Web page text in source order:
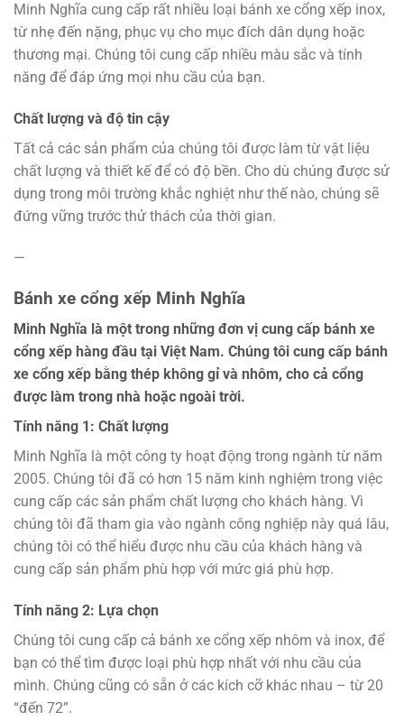
Minh Nghĩa cung cấp rất nhiều loại bánh xe cổng xếp inox,
từ nhẹ đến nặng, phục vụ cho mục đích dân dụng hoặc
thương mại. Chúng tôi cung cấp nhiều màu sắc và tính
năng để đáp ứng mọi nhu cầu của bạn.
Chất lượng và độ tin cậy
Tất cả các sản phẩm của chúng tôi được làm từ vật liệu
chất lượng và thiết kế để có độ bền. Cho dù chúng được sử
dụng trong môi trường khắc nghiệt như thế nào, chúng sẽ
đứng vững trước thử thách của thời gian.
—
Bánh xe cổng xếp Minh Nghĩa
Minh Nghĩa là một trong những đơn vị cung cấp bánh xe
cổng xếp hàng đầu tại Việt Nam. Chúng tôi cung cấp bánh
xe cổng xếp bằng thép không gỉ và nhôm, cho cả cổng
được làm trong nhà hoặc ngoài trời.
Tính năng 1: Chất lượng
Minh Nghĩa là một công ty hoạt động trong ngành từ năm
2005. Chúng tôi đã có hơn 15 năm kinh nghiệm trong việc
cung cấp các sản phẩm chất lượng cho khách hàng. Vì
chúng tôi đã tham gia vào ngành công nghiệp này quá lâu,
chúng tôi có thể hiểu được nhu cầu của khách hàng và
cung cấp sản phẩm phù hợp với mức giá phù hợp.
Tính năng 2: Lựa chọn
Chúng tôi cung cấp cả bánh xe cổng xếp nhôm và inox, để
bạn có thể tìm được loại phù hợp nhất với nhu cầu của
mình. Chúng cũng có sẵn ở các kích cỡ khác nhau – từ 20
“đến 72”.